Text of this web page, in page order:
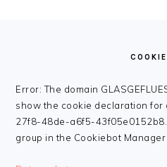
Error: The domain
show the cookie declaration for
27f8-48de-a6f5-
group in the Cookiebot